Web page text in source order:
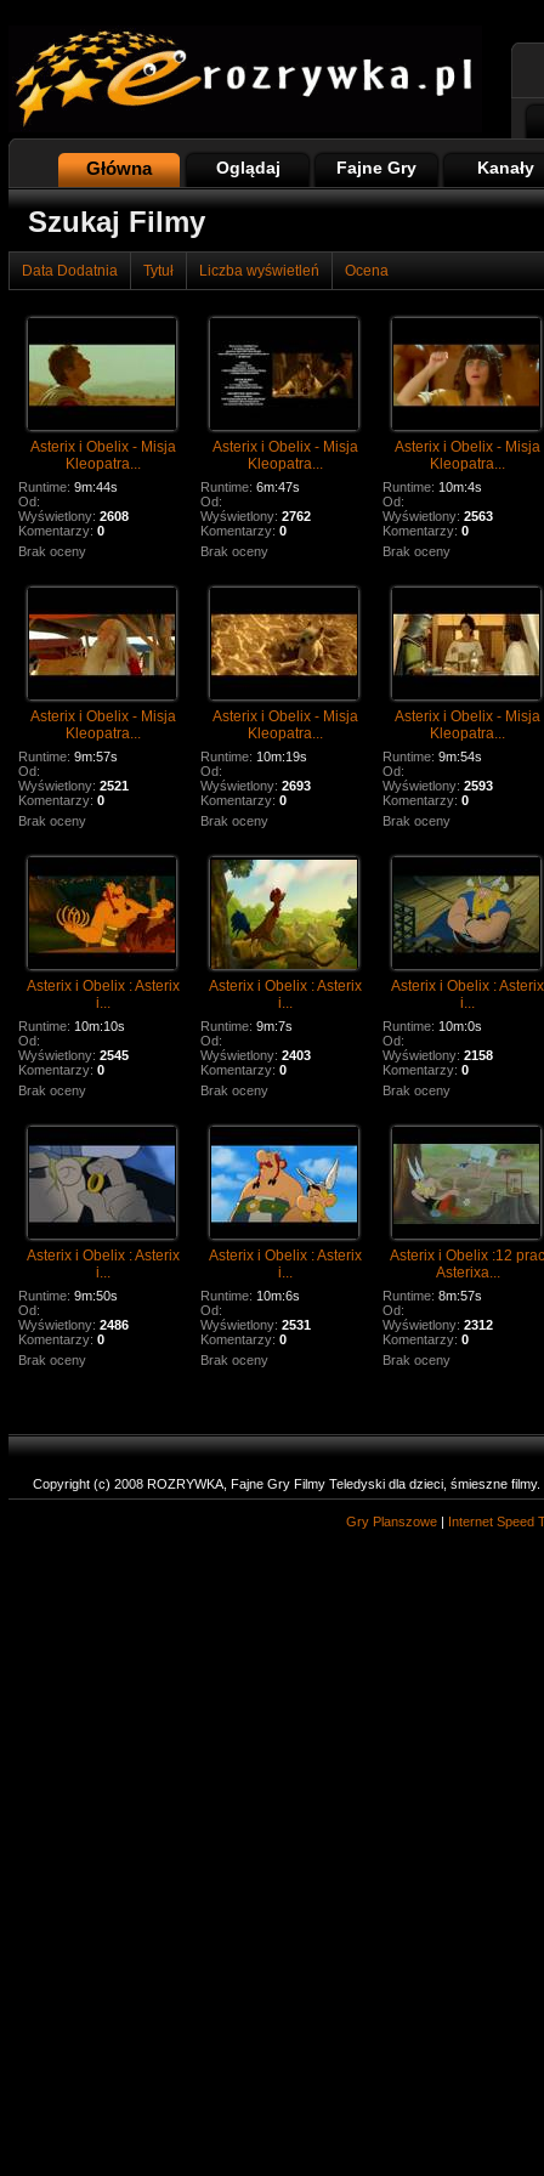
Główna Oglądaj Fajne Gry Kanały
Szukaj Filmy
Data Dodatnia Tytuł Liczba wyświetleń Ocena
Asterix i Obelix - Misja
Kleopatra...
Runtime: 9m:44s
Od:
Wyświetlony: 2608
Komentarzy: 0
Brak oceny
Asterix i Obelix - Misja
Kleopatra...
Runtime: 6m:47s
Od:
Wyświetlony: 2762
Komentarzy: 0
Brak oceny
Asterix i Obelix - Misja
Kleopatra...
Runtime: 10m:4s
Od:
Wyświetlony: 2563
Komentarzy: 0
Brak oceny
Asterix i Obelix - Misja
Kleopatra...
Runtime: 9m:57s
Od:
Wyświetlony: 2521
Komentarzy: 0
Brak oceny
Asterix i Obelix - Misja
Kleopatra...
Runtime: 10m:19s
Od:
Wyświetlony: 2693
Komentarzy: 0
Brak oceny
Asterix i Obelix - Misja
Kleopatra...
Runtime: 9m:54s
Od:
Wyświetlony: 2593
Komentarzy: 0
Brak oceny
Asterix i Obelix : Asterix
i...
Runtime: 10m:10s
Od:
Wyświetlony: 2545
Komentarzy: 0
Brak oceny
Asterix i Obelix : Asterix
i...
Runtime: 9m:7s
Od:
Wyświetlony: 2403
Komentarzy: 0
Brak oceny
Asterix i Obelix : Asterix
i...
Runtime: 10m:0s
Od:
Wyświetlony: 2158
Komentarzy: 0
Brak oceny
Asterix i Obelix : Asterix
i...
Runtime: 9m:50s
Od:
Wyświetlony: 2486
Komentarzy: 0
Brak oceny
Asterix i Obelix : Asterix
i...
Runtime: 10m:6s
Od:
Wyświetlony: 2531
Komentarzy: 0
Brak oceny
Asterix i Obelix :12 prac
Asterixa...
Runtime: 8m:57s
Od:
Wyświetlony: 2312
Komentarzy: 0
Brak oceny
Copyright (c) 2008 ROZRYWKA, Fajne Gry Filmy Teledyski dla dzieci, śmieszne
Gry Planszowe | Internet Speed